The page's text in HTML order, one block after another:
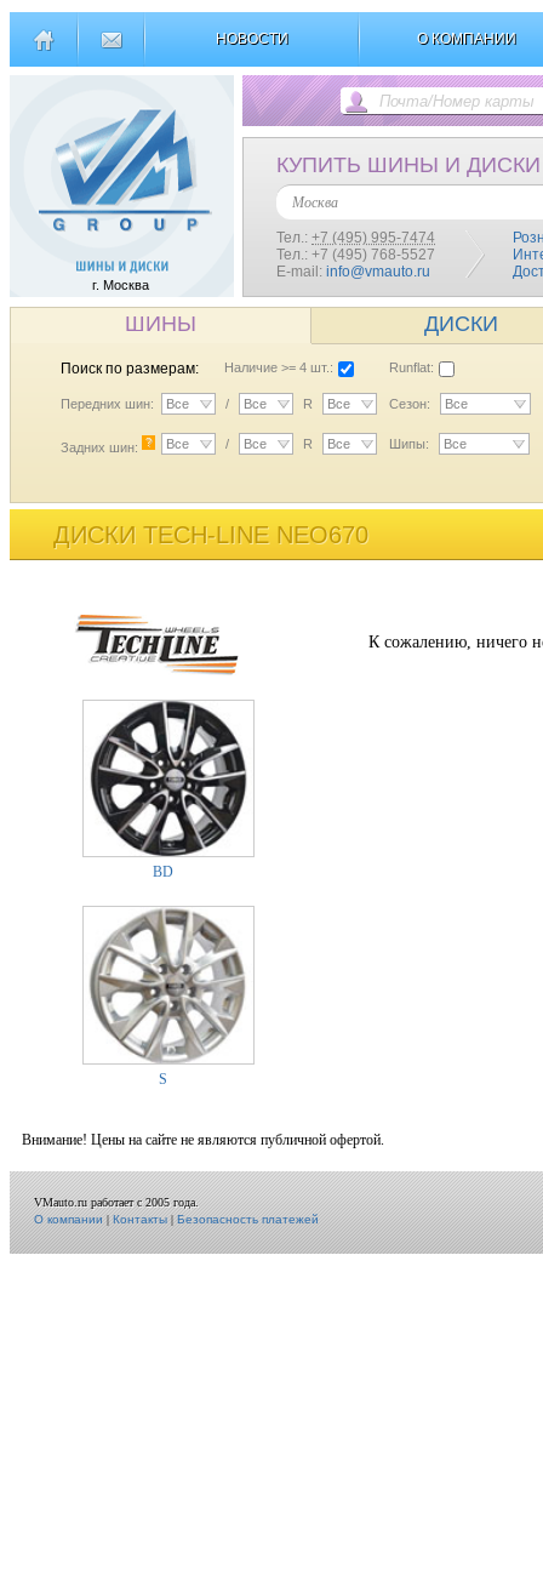
НОВОСТИ О КОМПАНИИ
г. Москва
КУПИТЬ ШИНЫ И ДИСКИ
Москва
Тел.: +7 (495) 995-7474
Тел.: +7 (495) 768-5527
E-mail: info@vmauto.ru
ШИНЫ ДИСКИ
Поиск по размерам: Наличие >= 4 шт.: Runflat:
Передних шин: Все / Все R Все Сезон: Все
Задних шин: ? Все / Все R Все Шипы: Все
ДИСКИ TECH-LINE NEO670
BD
S
К сожалению, ничего
Внимание! Цены на сайте не являются публичной офертой.
VMauto.ru работает с 2005 года.
О компании|Контакты|Безопасность платежей